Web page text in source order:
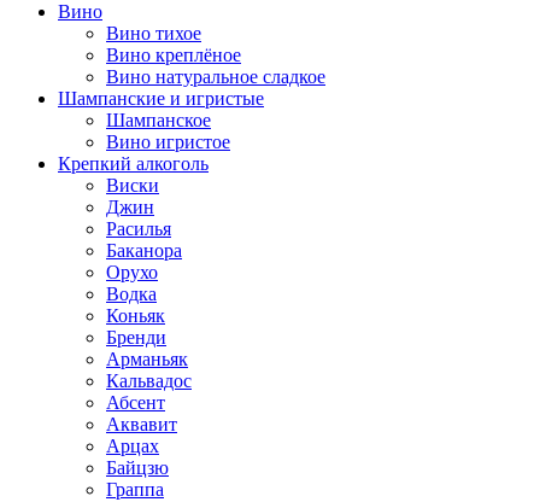
Вино
Вино тихое
Вино креплёное
Вино натуральное сладкое
Шампанские и игристые
Шампанское
Вино игристое
Крепкий алкоголь
Виски
Джин
Расилья
Баканора
Орухо
Водка
Коньяк
Бренди
Арманьяк
Кальвадос
Абсент
Аквавит
Арцах
Байцзю
Граппа